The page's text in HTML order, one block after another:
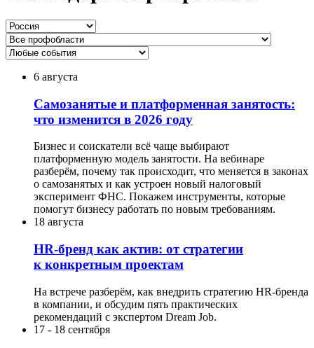
6 августа
Самозанятые и платформенная занятость:
что изменится в 2026 году
Бизнес и соискатели всё чаще выбирают
платформенную модель занятости. На вебинаре
разберём, почему так происходит, что меняется в законах
о самозанятых и как устроен новый налоговый
эксперимент ФНС. Покажем инструменты, которые
помогут бизнесу работать по новым требованиям.
18 августа
HR-бренд как актив: от стратегии
к конкретным проектам
На встрече разберём, как внедрить стратегию HR-бренда
в компании, и обсудим пять практических
рекомендаций с экспертом Dream Job.
17 - 18 сентября